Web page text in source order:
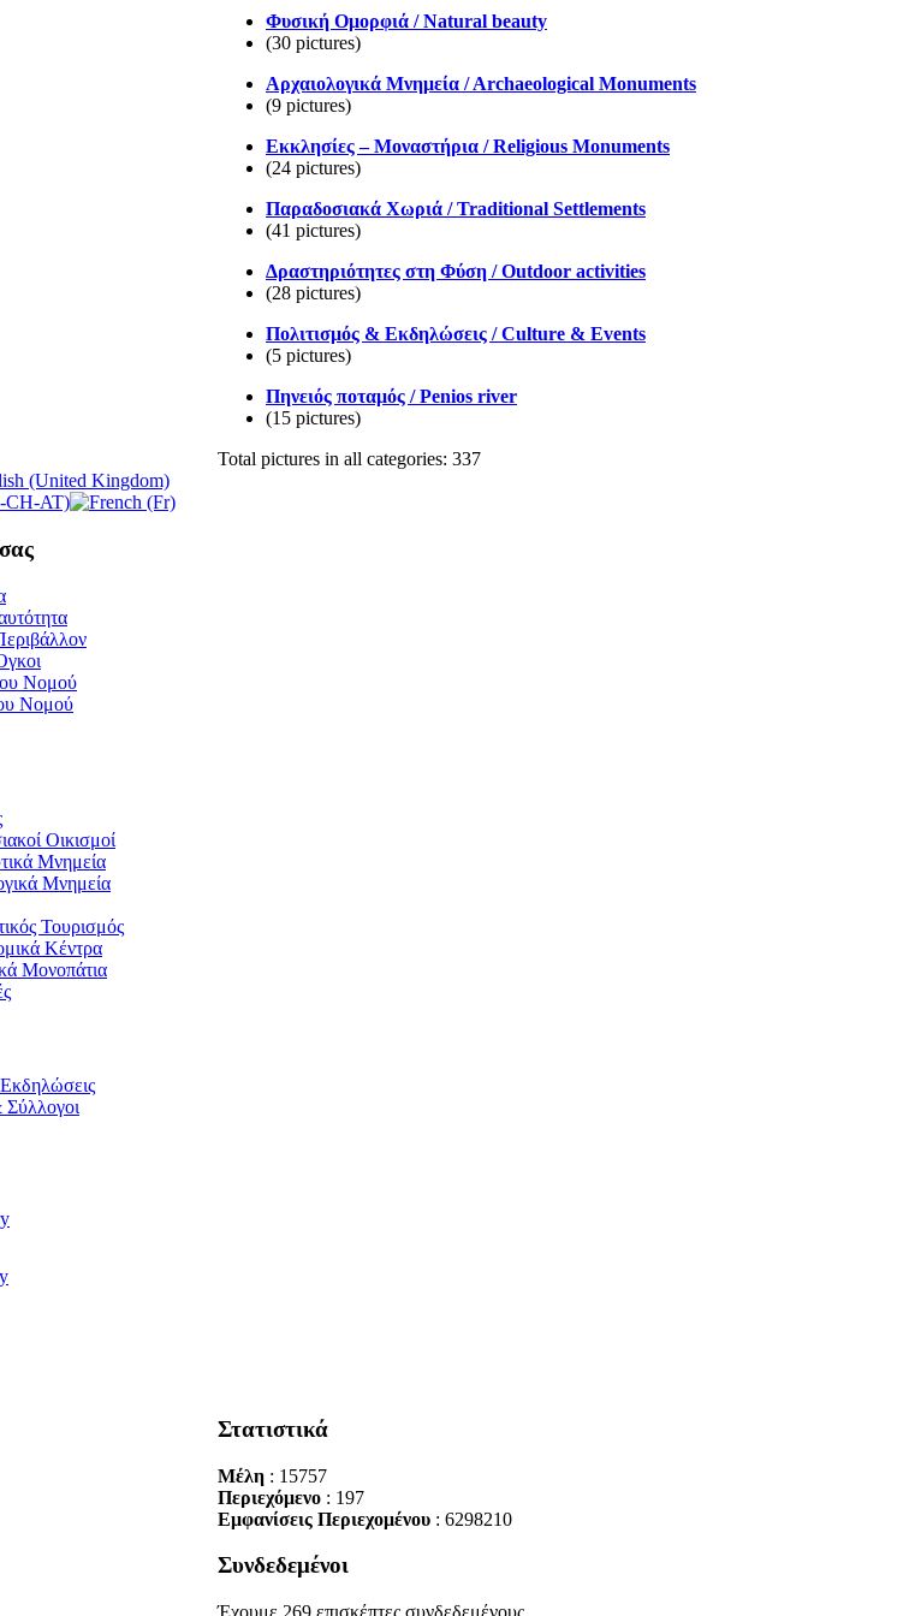
Φυσική Ομορφιά / Natural beauty
(30 pictures)
Αρχαιολογικά Μνημεία / Αrchaeological Μonuments
(9 pictures)
Εκκλησίες – Μοναστήρια / Religious Monuments
(24 pictures)
Παραδοσιακά Χωριά / Traditional Settlements
(41 pictures)
Δραστηριότητες στη Φύση / Outdoor activities
(28 pictures)
Πολιτισμός & Εκδηλώσεις / Culture & Events
(5 pictures)
Πηνειός ποταμός / Penios river
(15 pictures)
Total pictures in all categories: 337
Νομού
Νομού
Οικισμοί
Μνημεία
Μνημεία
Τουρισμός
Κέντρα
Μονοπάτια
Εκδηλώσεις
Στατιστικά
Μέλη : 15757
Περιεχόμενο : 197
Εμφανίσεις Περιεχομένου : 6298210
Συνδεδεμένοι
Έχουμε 269 επισκέπτες συνδεδεμένους